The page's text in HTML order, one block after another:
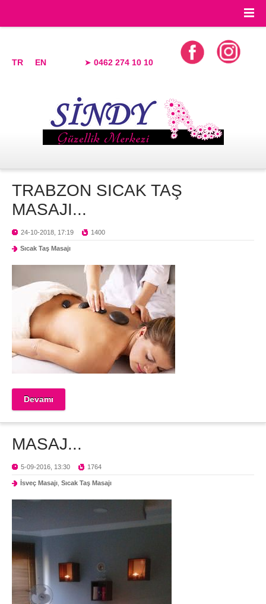
TR EN ➤ 0462 274 10 10
TRABZON SICAK TAŞ
MASAJI...
24-10-2018, 17:19 1400
Sıcak Taş Masajı
Devamı
MASAJ...
5-09-2016, 13:30 1764
İsveç Masajı Sıcak Taş Masajı